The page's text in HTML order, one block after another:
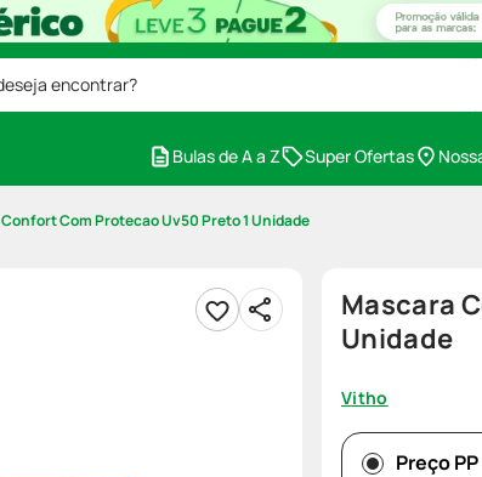
encontrar?
Bulas de A a Z Super Ofertas
Com Protecao Uv50 Preto 1 Unidade
Mascara
Unidade
Vitho
Preço PP